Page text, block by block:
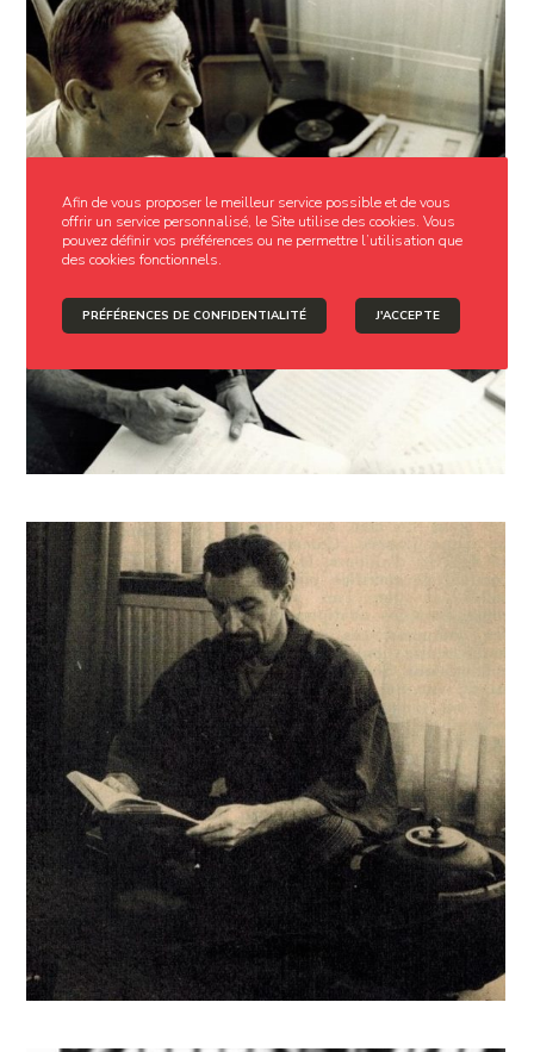
Afin de vous proposer le meilleur service possible et de vous
offrir un service personnalisé, le Site utilise des cookies. Vous
pouvez définir vos préférences ou ne permettre l’utilisation que
des cookies fonctionnels.
PRÉFÉRENCES DE CONFIDENTIALITÉ J'ACCEPTE